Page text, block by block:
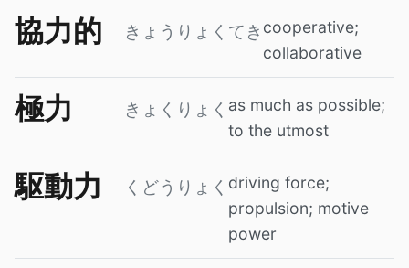
協力的 きょうりょくてき cooperative;
collaborative
極力 きょくりょく as much as possible;
to the utmost
駆動力 くどうりょく driving force;
propulsion; motive
power